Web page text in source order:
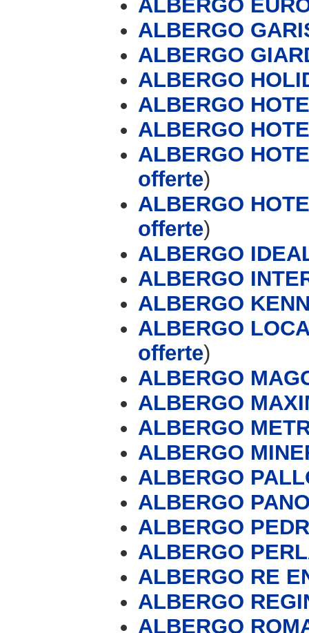
ALBERGO
ALBERGO
ALBERGO
ALBERGO
ALBERGO
ALBERGO
ALBERGO
offerte)
ALBERGO
offerte)
ALBERGO
ALBERGO
ALBERGO
ALBERGO
offerte)
ALBERGO
ALBERGO
ALBERGO
ALBERGO
ALBERGO
ALBERGO
ALBERGO
ALBERGO
ALBERGO RE
ALBERGO
ALBERGO